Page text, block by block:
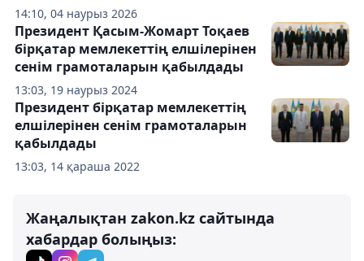
14:10, 04 наурыз 2026
13:03, 19 наурыз 2024
Президент Қасым-Жомарт Тоқаев
бірқатар мемлекеттің елшілерінен
сенім грамоталарын қабылдады
13:03, 14 қараша 2022
Президент бірқатар мемлекеттің
елшілерінен сенім грамоталарын
қабылдады
Жаңалықтан zakon.kz сайтында
хабардар болыңыз: